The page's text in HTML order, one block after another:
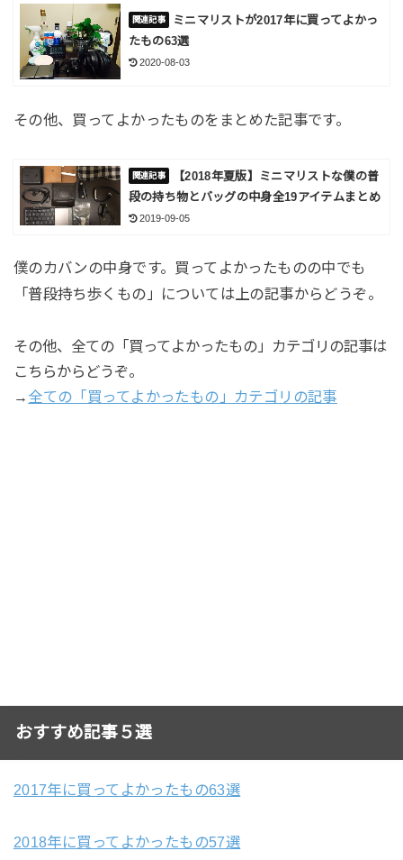
ミニマリストが2017年に買ってよかっ
たもの63選
2020-08-03
その他、買ってよかったものをまとめた記事です。
【2018年夏版】ミニマリストな僕の普
段の持ち物とバッグの中身全19アイテムまとめ
2019-09-05
僕のカバンの中身です。買ってよかったものの中でも
「普段持ち歩くもの」については上の記事からどうぞ。
その他、全ての「買ってよかったもの」カテゴリの記事は
こちらからどうぞ。
→ 全ての「買ってよかったもの」カテゴリの記事
おすすめ記事５選
2017年に買ってよかったもの63選
2018年に買ってよかったもの57選